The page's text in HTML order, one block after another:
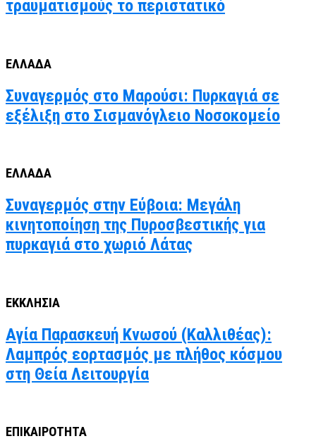
τραυματισμούς το περιστατικό
ΕΛΛΑΔΑ
Συναγερμός στο Μαρούσι: Πυρκαγιά σε
εξέλιξη στο Σισμανόγλειο Νοσοκομείο
ΕΛΛΑΔΑ
Συναγερμός στην Εύβοια: Μεγάλη
κινητοποίηση της Πυροσβεστικής για
πυρκαγιά στο χωριό Λάτας
ΕΚΚΛΗΣΙΑ
Αγία Παρασκευή Κνωσού (Καλλιθέας):
Λαμπρός εορτασμός με πλήθος κόσμου
στη Θεία Λειτουργία
ΕΠΙΚΑΙΡΟΤΗΤΑ